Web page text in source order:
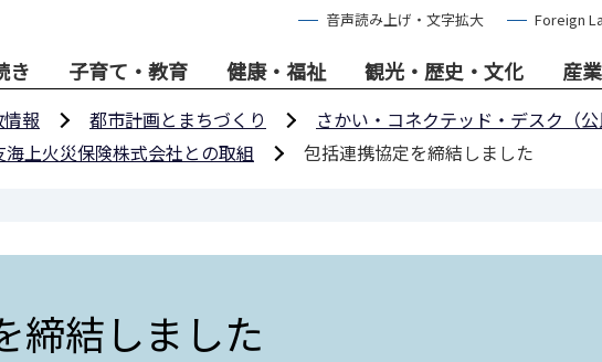
音声読み上げ・文字拡大 Foreign
き 子育て・教育 健康・福祉 観光・歴史・文化 産
報 都市計画とまちづくり
さかい・コネクテッド・デスク（
海上火災保険株式会社との取組 包括連携協定を締結しました
締結しました